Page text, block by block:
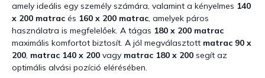
t
á
s
e
l
e
m
amely ideális egy személy számára, valamint a kényelmes 140
x 200 matrac és 160 x 200 matrac, amelyek páros
használatra is megfelelőek. A tágas 180 x 200 matrac
maximális komfortot biztosít. A jól megválasztott matrac 90 x
200, matrac 140 x 200 vagy matrac 180 x 200 segít az
optimális alvási pozíció elérésében.